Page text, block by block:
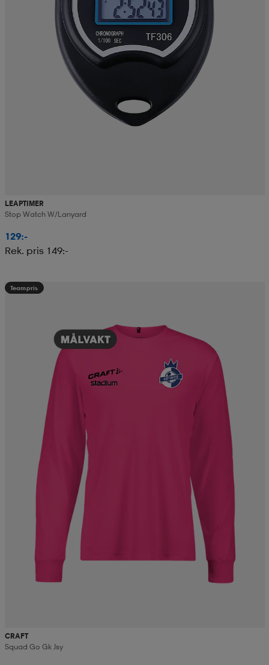
LEAPTIMER
Stop Watch W/lanyard
129:-
Rek. pris 149:-
Teampris
CRAFT
Squad Go Gk Jsy